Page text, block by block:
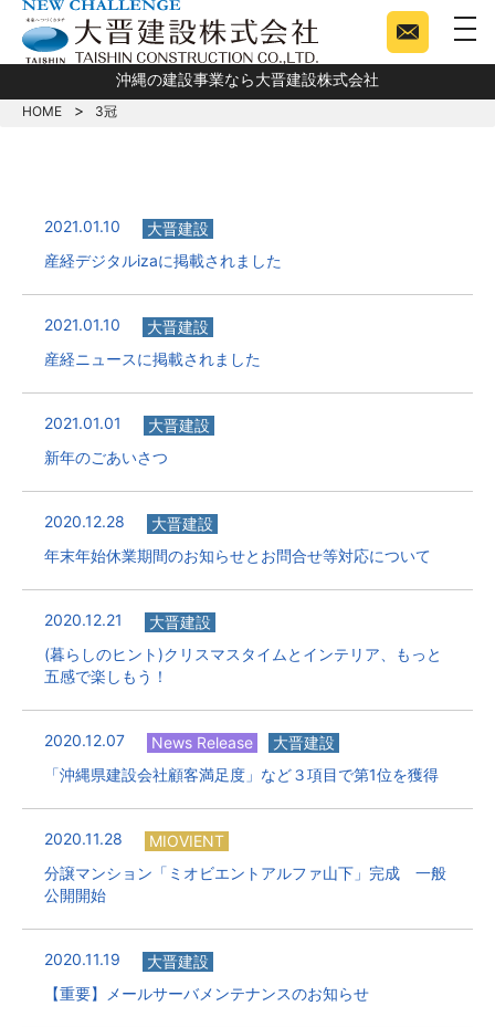
沖縄の建設事業なら大晋建設株式会社
HOME 3冠
2021.01.10
大晋建設
産経デジタルizaに掲載されました
2021.01.10
大晋建設
産経ニュースに掲載されました
2021.01.01
大晋建設
新年のごあいさつ
2020.12.28
大晋建設
年末年始休業期間のお知らせとお問合せ等対応について
2020.12.21
大晋建設
(暮らしのヒント)クリスマスタイムとインテリア、もっと
五感で楽しもう！
2020.12.07 News Release
大晋建設
「沖縄県建設会社顧客満足度」など３項目で第1位を獲得
2020.11.28
MIOVIENT
分譲マンション「ミオビエントアルファ山下」完成 一般
公開開始
2020.11.19
大晋建設
【重要】メールサーバメンテナンスのお知らせ